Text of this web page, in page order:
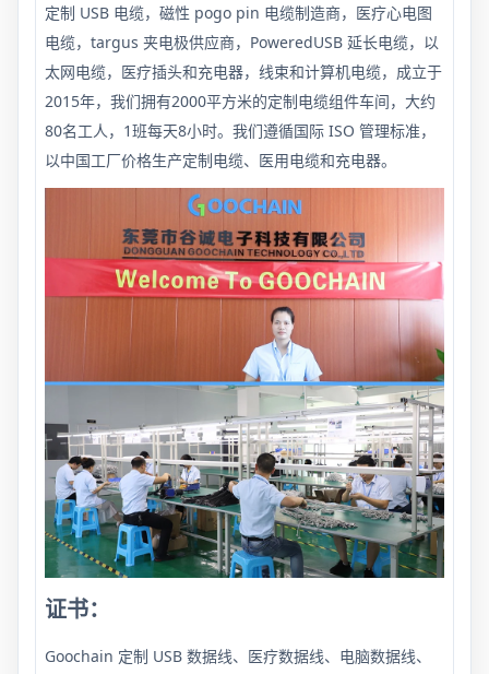
定制 USB 电缆，磁性 pogo pin 电缆制造商，医疗心电图
电缆，targus 夹电极供应商，PoweredUSB 延长电缆，以
太网电缆，医疗插头和充电器，线束和计算机电缆，成立于
2015年，我们拥有2000平方米的定制电缆组件车间，大约
80名工人，1班每天8小时。我们遵循国际 ISO 管理标准，
以中国工厂价格生产定制电缆、医用电缆和充电器。
证书：
Goochain 定制 USB 数据线、医疗数据线、电脑数据线、